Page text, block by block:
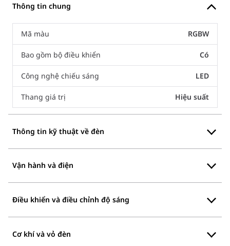
Thông tin chung
Mã màu RGBW
Bao gồm bộ điều khiển Có
Công nghệ chiếu sáng LED
Thang giá trị Hiệu suất
Thông tin kỹ thuật về đèn
Vận hành và điện
Điều khiển và điều chỉnh độ sáng
Cơ khí và vỏ đèn